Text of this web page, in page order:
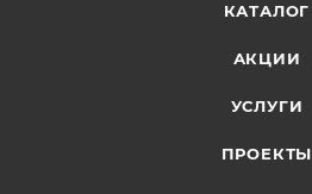
КАТАЛОГ
АКЦИИ
УСЛУГИ
ПРОЕКТЫ